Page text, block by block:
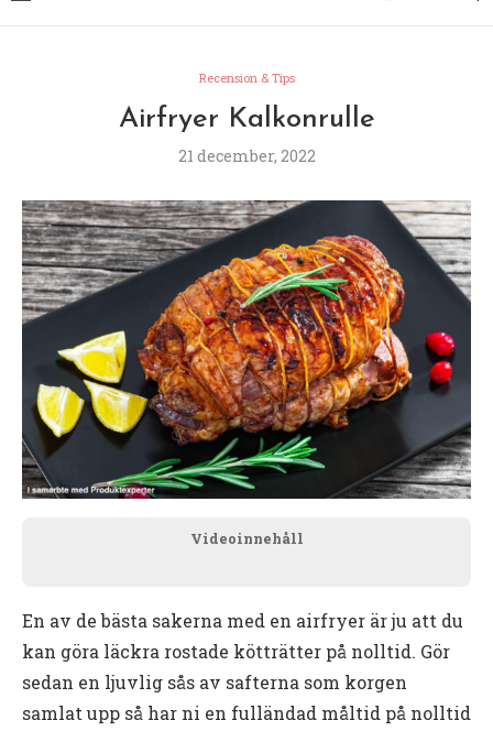
Recension & Tips
Airfryer Kalkonrulle
21 december, 2022
Videoinnehåll
En av de bästa sakerna med en airfryer är ju att du
kan göra läckra rostade kötträtter på nolltid. Gör
sedan en ljuvlig sås av safterna som korgen
samlat upp så har ni en fulländad måltid på nolltid